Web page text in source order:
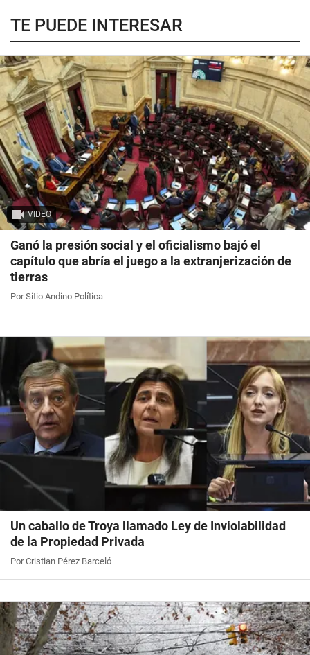
TE PUEDE INTERESAR
VIDEO
Ganó la presión social y el oficialismo bajó el
capítulo que abría el juego a la extranjerización de
tierras
Por Sitio Andino Política
Un caballo de Troya llamado Ley de Inviolabilidad
de la Propiedad Privada
Por Cristian Pérez Barceló